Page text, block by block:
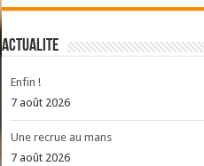
ACTUALITE
Enfin !
7 août 2026
Une recrue au mans
7 août 2026